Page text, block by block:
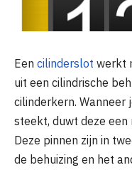
Een cilinderslot werkt
uit een cilindrische
cilinderkern.
steekt, duwt deze
Deze pinnen zijn in
de behuizing en het